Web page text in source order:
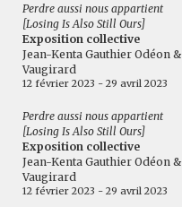
Perdre aussi nous appartient
[Losing Is Also Still Ours]
Exposition collective
Jean-Kenta Gauthier Odéon &
Vaugirard
12 février 2023 - 29 avril 2023
Perdre aussi nous appartient
[Losing Is Also Still Ours]
Exposition collective
Jean-Kenta Gauthier Odéon &
Vaugirard
12 février 2023 - 29 avril 2023